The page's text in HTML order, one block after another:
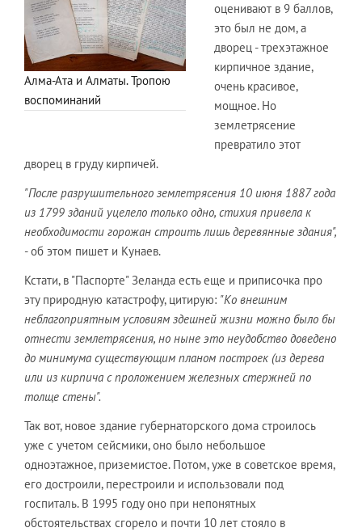
Алма-Ата и Алматы. Тропою
воспоминаний
оценивают в 9 баллов,
это был не дом, а
дворец - трехэтажное
кирпичное здание,
очень красивое,
мощное. Но
землетрясение
превратило этот
дворец в груду кирпичей.
"После разрушительного землетрясения 10 июня 1887 года
из 1799 зданий уцелело только одно, стихия привела к
необходимости горожан строить лишь деревянные здания",
- об этом пишет и Кунаев.
Кстати, в "Паспорте" Зеланда есть еще и приписочка про
эту природную катастрофу, цитирую: "Ко внешним
неблагоприятным условиям здешней жизни можно было бы
отнести землетрясения, но ныне это неудобство доведено
до минимума существующим планом построек (из дерева
или из кирпича с проложением железных стержней по
толще стены".
Так вот, новое здание губернаторского дома строилось
уже с учетом сейсмики, оно было небольшое
одноэтажное, приземистое. Потом, уже в советское время,
его достроили, перестроили и использовали под
госпиталь. В 1995 году оно при непонятных
обстоятельствах сгорело и почти 10 лет стояло в